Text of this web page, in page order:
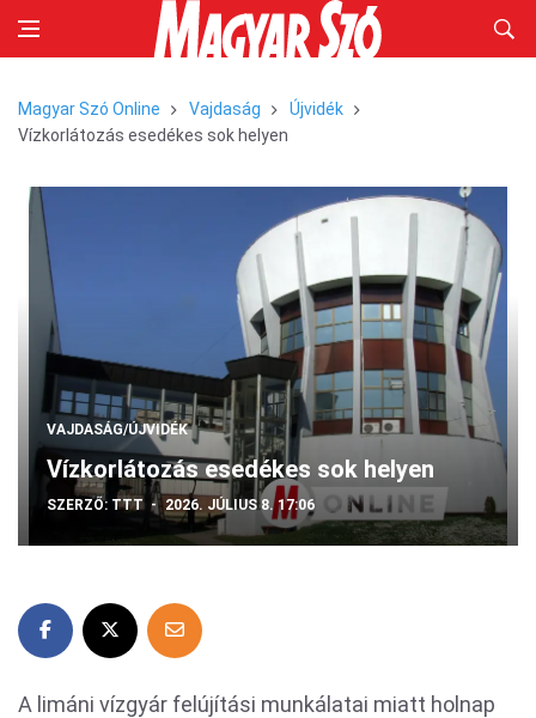
Magyar Szó Online Vajdaság
Újvidék
Vízkorlátozás esedékes sok helyen
VAJDASÁG/ÚJVIDÉK
Vízkorlátozás esedékes sok helyen
SZERZŐ: TTT 2026. JÚLIUS 8. 17:06
A limáni vízgyár felújítási munkálatai miatt holnap